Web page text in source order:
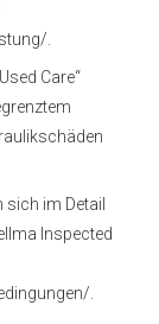
.
Care“
im Detail
Inspected
.